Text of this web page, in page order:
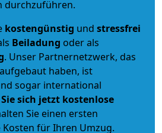
durchzuführen.
kostengünstig und stressfrei
Beiladung oder als
. Unser Partnernetzwerk, das
haben, ist
sogar international
sich jetzt kostenlose
Sie einen ersten
für Ihren Umzug.